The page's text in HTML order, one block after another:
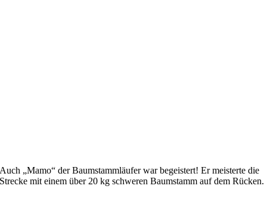
Auch „Mamo“ der Baumstammläufer war begeistert! Er meisterte die
Strecke mit einem über 20 kg schweren Baumstamm auf dem Rücken.